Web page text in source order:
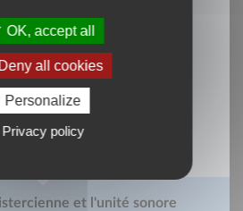
et l'unité sonore
OK, accept all
Deny all cookies
Personalize
Privacy policy